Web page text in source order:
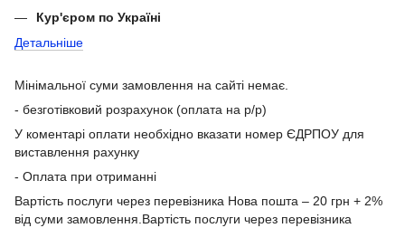
Кур'єром по Україні
Детальніше
Мінімальної суми замовлення на сайті немає.
- безготівковий розрахунок (оплата на р/р)
У коментарі оплати необхідно вказати номер ЄДРПОУ для
виставлення рахунку
- Оплата при отриманні
Вартість послуги через перевізника Нова пошта – 20 грн + 2%
від суми замовлення.Вартість послуги через перевізника